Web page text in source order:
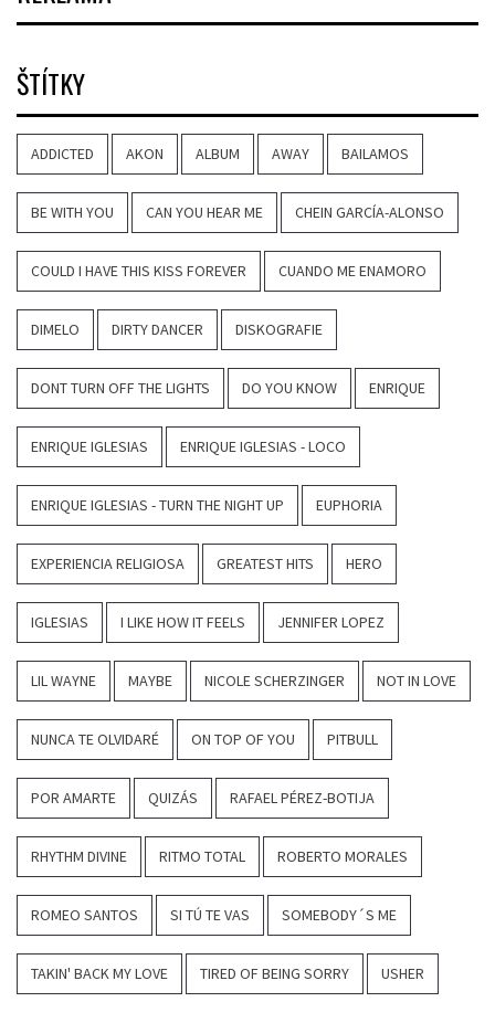
ŠTÍTKY
ADDICTED AKON ALBUM AWAY BAILAMOS
BE WITH YOU CAN YOU HEAR ME CHEIN GARCÍA-ALONSO
COULD I HAVE THIS KISS FOREVER CUANDO ME ENAMORO
DIMELO DIRTY DANCER DISKOGRAFIE
DONT TURN OFF THE LIGHTS DO YOU KNOW ENRIQUE
ENRIQUE IGLESIAS ENRIQUE IGLESIAS - LOCO
ENRIQUE IGLESIAS - TURN THE NIGHT UP EUPHORIA
EXPERIENCIA RELIGIOSA GREATEST HITS HERO
IGLESIAS I LIKE HOW IT FEELS JENNIFER LOPEZ
LIL WAYNE MAYBE NICOLE SCHERZINGER NOT IN LOVE
NUNCA TE OLVIDARÉ ON TOP OF YOU PITBULL
POR AMARTE QUIZÁS RAFAEL PÉREZ-BOTIJA
RHYTHM DIVINE RITMO TOTAL ROBERTO MORALES
ROMEO SANTOS SI TÚ TE VAS SOMEBODY´S ME
TAKIN' BACK MY LOVE TIRED OF BEING SORRY USHER